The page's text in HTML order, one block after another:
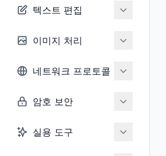
텍스트 편집
이미지 처리
네트워크 프로토콜
암호 보안
실용 도구